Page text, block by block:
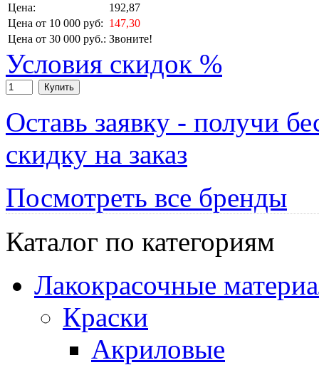
Цена:
192,87
Цена от 10 000 руб: 147,30
Цена от 30 000 руб.: Звоните!
Условия скидок %
Купить
Оставь заявку - получи
скидку на заказ
Посмотреть все бренды
Каталог по категориям
Лакокрасочные
Краски
Акриловые